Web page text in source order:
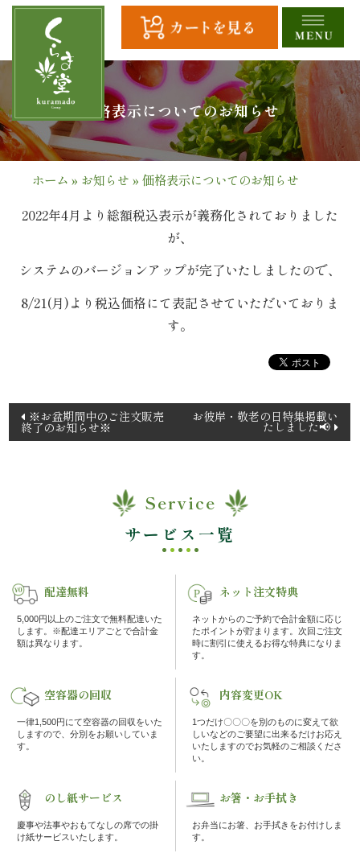
へ
ス
キ
HOME
全
覧
幕
弁
当
当
会
料
理
ー
ド
価格表示についてのお知らせ
ホーム » お知らせ » 価格表示についてのお知らせ
2022年4月より総額税込表示が義務化されておりました
が、
システムのバージョンアップが完了いたしましたので、
8/21(月)より税込価格にて表記させていただいておりま
す。
投
稿
ン
※お盆期間中のご注文販売
終了のお知らせ※
お彼岸・敬老の日特集掲載い
たしました📢
Service
サービス一覧
配達無料
5,000円以上のご注文で無料配達いた
します。※配達エリアごとで合計金
額は異なります。
ネット注文特典
ネットからのご予約で合計金額に応じ
たポイントが貯まります。次回ご注文
時に割引に使えるお得な特典になりま
す。
空容器の回収
一律1,500円にて空容器の回収をいた
しますので、分別をお願いしていま
す。
内容変更OK
1つだけ〇〇〇を別のものに変えて欲
しいなどのご要望に出来るだけお応え
いたしますのでお気軽のご相談くださ
い。
のし紙サービス
慶事や法事やおもてなしの席での掛
け紙サービスいたします。
お箸・お手拭き
お弁当にお箸、お手拭きをお付けしま
す。